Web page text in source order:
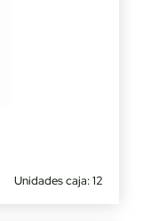
Unidades caja: 12